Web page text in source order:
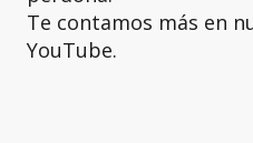
Te contamos más en
YouTube.